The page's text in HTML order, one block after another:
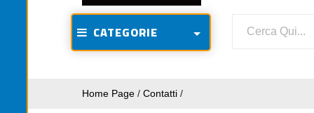
CATEGORIE
Home Page / Contatti /